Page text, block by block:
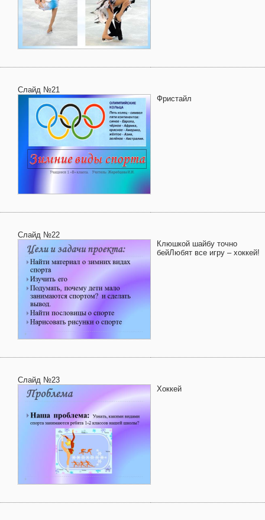
Слайд №21
Фристайл
Слайд №22
Клюшкой шайбу точно
бейЛюбят все игру – хоккей!
Слайд №23
Хоккей